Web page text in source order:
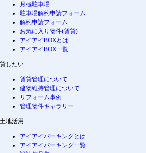
月極駐車場
駐車場解約申請フォーム
解約申請フォーム
お気に入り物件(賃貸)
アイアイBOXとは
アイアイBOX一覧
貸したい
賃貸管理について
建物維持管理について
リフォーム事例
管理物件ギャラリー
土地活用
アイアイパーキングとは
アイアイパーキング一覧